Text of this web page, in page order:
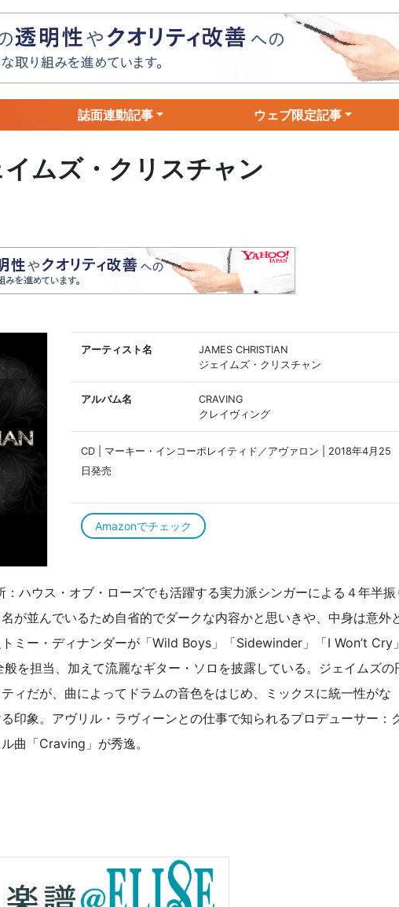
誌面連動記事 ウェブ限定記事
ムズ・クリスチャン
アーティスト名
JAMES CHRISTIAN
ジェイムズ・クリスチャン
アルバム名
CRAVING
クレイヴィング
CD | マーキー・インコーポレイティド／アヴァロン | 2018年4月25
日発売
Amazonでチェック
ハウス・オブ・ローズでも活躍する実力派シンガーによる４年半振
が並んでいるため自省的でダークな内容かと思いきや、中身は意外
ミー・ディナンダーが「Wild Boys」「Sidewinder」「I Won’t Cry
を担当、加えて流麗なギター・ソロを披露している。ジェイムズの
ィだが、曲によってドラムの音色をはじめ、ミックスに統一性がな
印象。アヴリル・ラヴィーンとの仕事で知られるプロデューサー：
曲「Craving」が秀逸。